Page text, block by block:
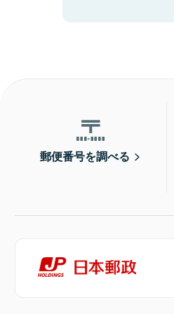
郵便番号を調べる